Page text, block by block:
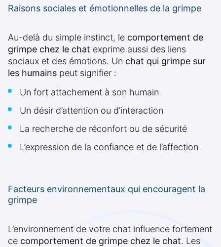
Raisons sociales et émotionnelles de la grimpe
Au-delà du simple instinct, le comportement de
grimpe chez le chat exprime aussi des liens
sociaux et des émotions. Un chat qui grimpe sur
les humains peut signifier :
Un fort attachement à son humain
Un désir d’attention ou d’interaction
La recherche de réconfort ou de sécurité
L’expression de la confiance et de l’affection
Facteurs environnementaux qui encouragent la
grimpe
L’environnement de votre chat influence fortement
ce comportement de grimpe chez le chat. Les